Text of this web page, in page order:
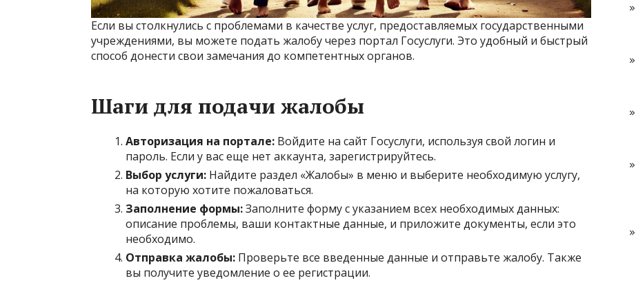
Если вы столкнулись с проблемами в качестве услуг, предоставляемых государственными
учреждениями, вы можете подать жалобу через портал Госуслуги. Это удобный и быстрый
способ донести свои замечания до компетентных органов.
Шаги для подачи жалобы
Авторизация на портале: Войдите на сайт Госуслуги, используя свой логин и
пароль. Если у вас еще нет аккаунта, зарегистрируйтесь.
Выбор услуги: Найдите раздел «Жалобы» в меню и выберите необходимую услугу,
на которую хотите пожаловаться.
Заполнение формы:Заполните форму с указанием всех необходимых данных:
описание проблемы, ваши контактные данные, и приложите документы, если это
необходимо.
Отправка жалобы: Проверьте все введенные данные и отправьте жалобу. Также
вы получите уведомление о ее регистрации.